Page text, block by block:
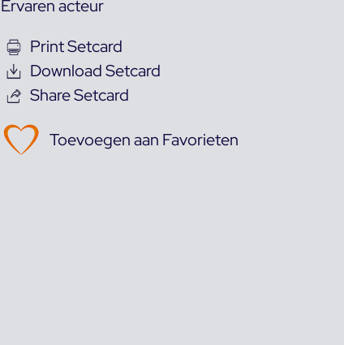
Ervaren acteur
Print Setcard
Download Setcard
Share Setcard
Toevoegen aan Favorieten